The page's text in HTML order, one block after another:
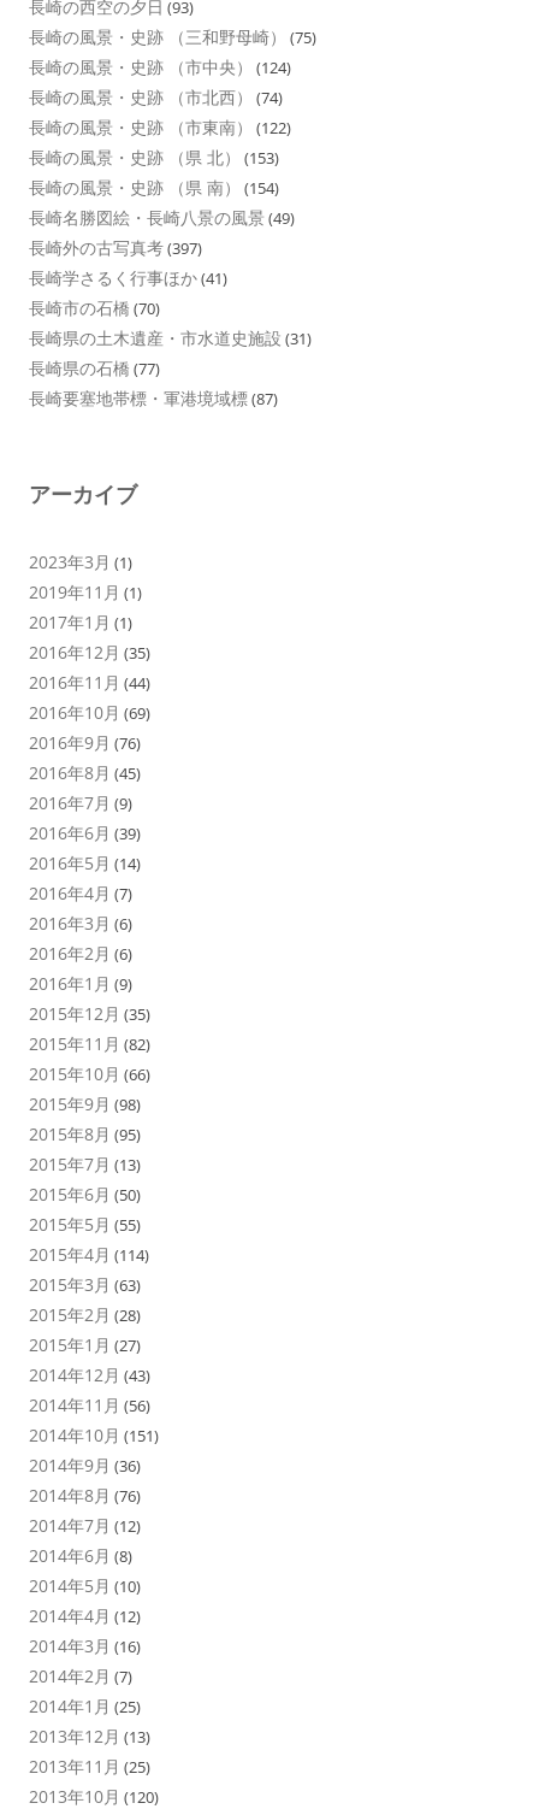
長崎の西空の夕日 (93)
長崎の風景・史跡 （三和野母崎） (75)
長崎の風景・史跡 （市中央） (124)
長崎の風景・史跡 （市北西） (74)
長崎の風景・史跡 （市東南） (122)
長崎の風景・史跡 （県 北） (153)
長崎の風景・史跡 （県 南） (154)
長崎名勝図絵・長崎八景の風景 (49)
長崎外の古写真考(397)
長崎学さるく行事ほか(41)
長崎市の石橋 (70)
長崎県の土木遺産・市水道史施設 (31)
長崎県の石橋 (77)
長崎要塞地帯標・軍港境域標(87)
アーカイブ
2023年3月 (1)
2019年11月 (1)
2017年1月 (1)
2016年12月 (35)
2016年11月 (44)
2016年10月 (69)
2016年9月 (76)
2016年8月 (45)
2016年7月 (9)
2016年6月 (39)
2016年5月 (14)
2016年4月 (7)
2016年3月 (6)
2016年2月 (6)
2016年1月 (9)
2015年12月 (35)
2015年11月 (82)
2015年10月 (66)
2015年9月 (98)
2015年8月 (95)
2015年7月 (13)
2015年6月 (50)
2015年5月 (55)
2015年4月 (114)
2015年3月 (63)
2015年2月 (28)
2015年1月 (27)
2014年12月 (43)
2014年11月 (56)
2014年10月 (151)
2014年9月 (36)
2014年8月 (76)
2014年7月 (12)
2014年6月 (8)
2014年5月 (10)
2014年4月 (12)
2014年3月 (16)
2014年2月 (7)
2014年1月 (25)
2013年12月 (13)
2013年11月 (25)
2013年10月 (120)